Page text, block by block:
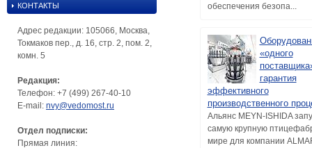
КОНТАКТЫ
Адрес редакции: 105066, Москва,
Токмаков пер., д. 16, стр. 2, пом. 2,
комн. 5
Редакция:
Телефон: +7 (499) 267-40-10
E-mail: nvy@vedomost.ru
Отдел подписки:
Прямая линия:
обеспечения безопа...
«одного
гарантия
эффективного
производственного
Альянс MEYN-ISHIDA
самую крупную
мире для компании